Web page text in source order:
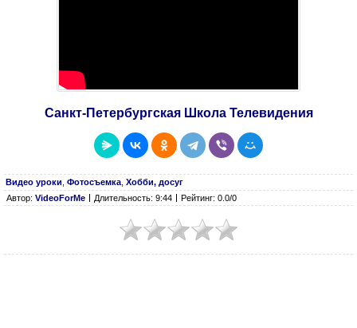
Санкт-Петербургская Школа Телевидения
Видео уроки Фотосъемка Хобби, досуг
Автор: VideoForMe Длительность: 9:44 Рейтинг: 0.0/0